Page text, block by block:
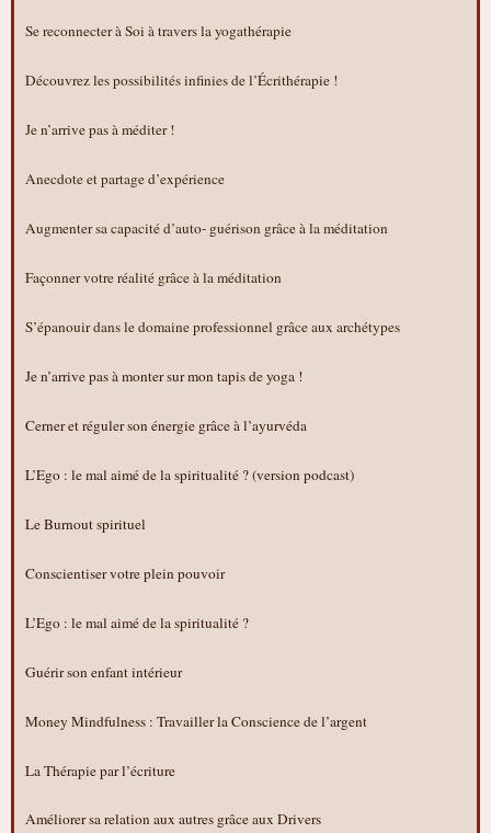
Se reconnecter à Soi à travers la yogathérapie
Découvrez les possibilités infinies de l’Écrithérapie !
Je n’arrive pas à méditer !
Anecdote et partage d’expérience
Augmenter sa capacité d’auto- guérison grâce à la méditation
Façonner votre réalité grâce à la méditation
S’épanouir dans le domaine professionnel grâce aux archétypes
Je n’arrive pas à monter sur mon tapis de yoga !
Cerner et réguler son énergie grâce à l’ayurvéda
L’Ego : le mal aimé de la spiritualité ? (version podcast)
Le Burnout spirituel
Conscientiser votre plein pouvoir
L’Ego : le mal aimé de la spiritualité ?
Guérir son enfant intérieur
Money Mindfulness : Travailler la Conscience de l’argent
La Thérapie par l’écriture
Améliorer sa relation aux autres grâce aux Drivers